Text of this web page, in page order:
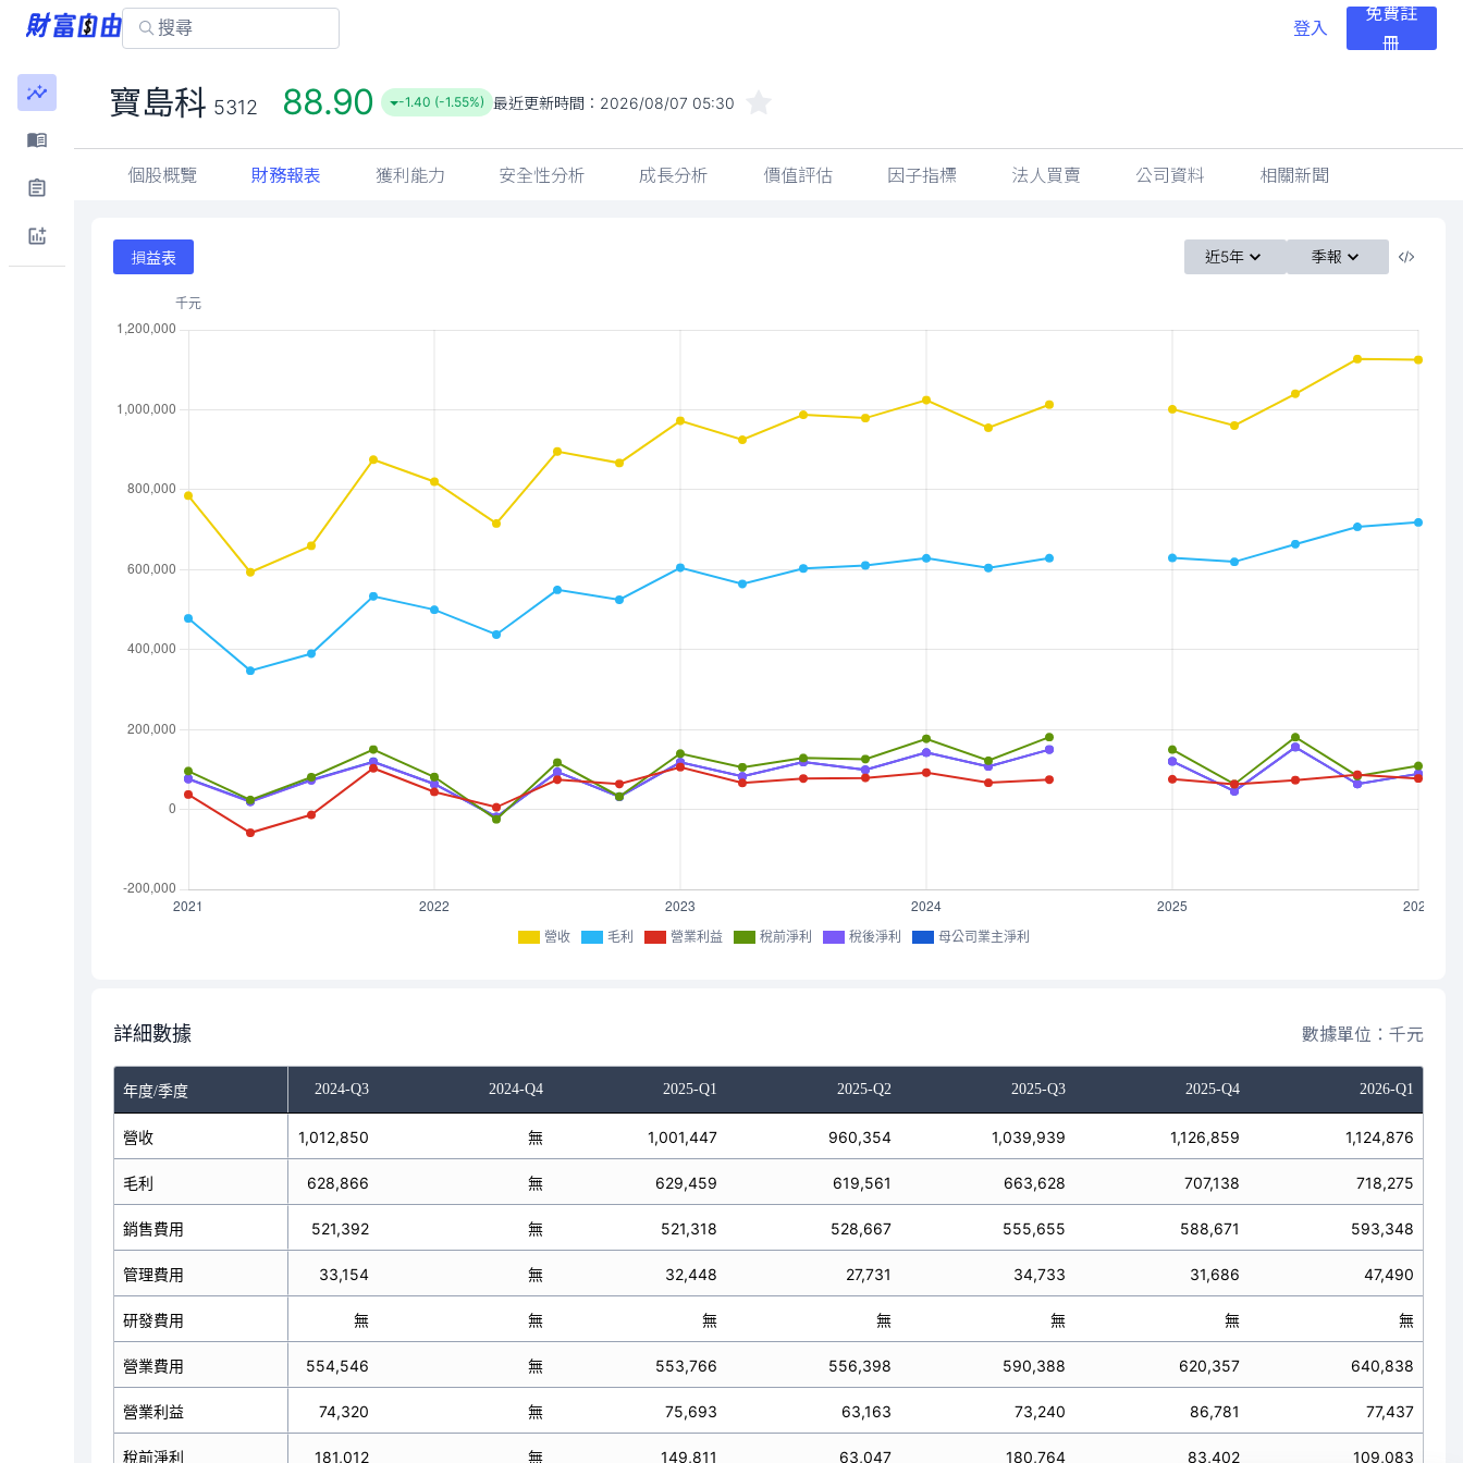
登入
免費註
冊
寶島科 5312 88.90 -1.40 (-1.55%) 最近更新時間： 2026/08/07 05:30
個股概覽 財務報表 獲利能力 安全性分析 成長分析 價值評估 因子指標 法人買賣 公司資料 相關新聞
損益表 近5年 季報
營收 毛利 營業利益 稅前淨利 稅後淨利 母公司業主淨利
詳細數據 數據單位：千元
年度/季度
2024-Q2 2024-Q3 2024-Q4 2025-Q1 2025-Q2 2025-Q3 2025-Q4 2026-Q1
營收
毛利
銷售費用
管理費用
研發費用
營業費用
營業利益
稅前淨利
955,041 1,012,850 無 1,001,447 960,354 1,039,939 1,126,859 1,124,876
604,136 628,866 無 629,459 619,561 663,628 707,138 718,275
509,908 521,392 無 521,318 528,667 555,655 588,671 593,348
27,588 33,154 無 32,448 27,731 34,733 31,686 47,490
無 無 無 無 無 無 無 無
537,496 554,546 無 553,766 556,398 590,388 620,357 640,838
66,640 74,320 無 75,693 63,163 73,240 86,781 77,437
121,926 181,012 無 149,811 63,047 180,764 83,402 109,083